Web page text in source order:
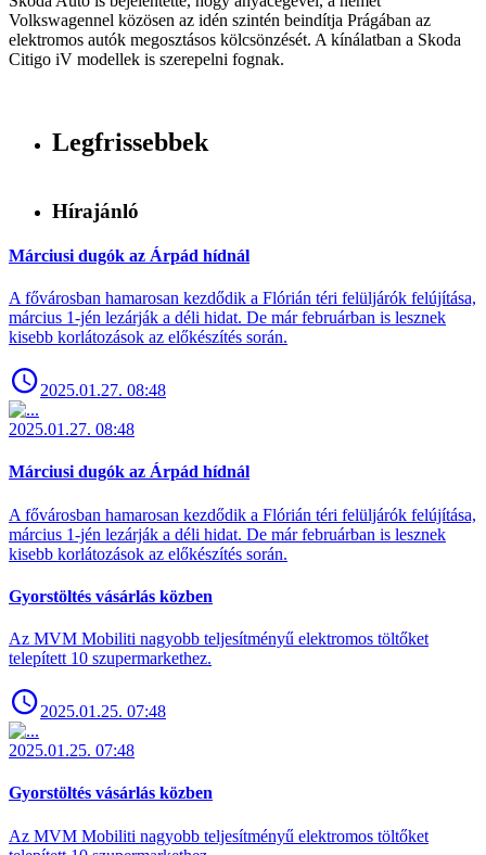
Volkswagennel közösen az idén szintén beindítja Prágában az
elektromos autók megosztásos kölcsönzését. A kínálatban a Skoda
Citigo iV modellek is szerepelni fognak.
Legfrissebbek
Hírajánló
Márciusi dugók az Árpád hídnál
A fővárosban hamarosan kezdődik a Flórián téri felüljárók felújítása,
március 1-jén lezárják a déli hidat. De már februárban is lesznek
kisebb korlátozások az előkészítés során.
2025.01.27. 08:48
2025.01.27. 08:48
Márciusi dugók az Árpád hídnál
A fővárosban hamarosan kezdődik a Flórián téri felüljárók felújítása,
március 1-jén lezárják a déli hidat. De már februárban is lesznek
kisebb korlátozások az előkészítés során.
Gyorstöltés vásárlás közben
Az MVM Mobiliti nagyobb teljesítményű elektromos töltőket
telepített 10 szupermarkethez.
2025.01.25. 07:48
2025.01.25. 07:48
Gyorstöltés vásárlás közben
Az MVM Mobiliti nagyobb teljesítményű elektromos töltőket